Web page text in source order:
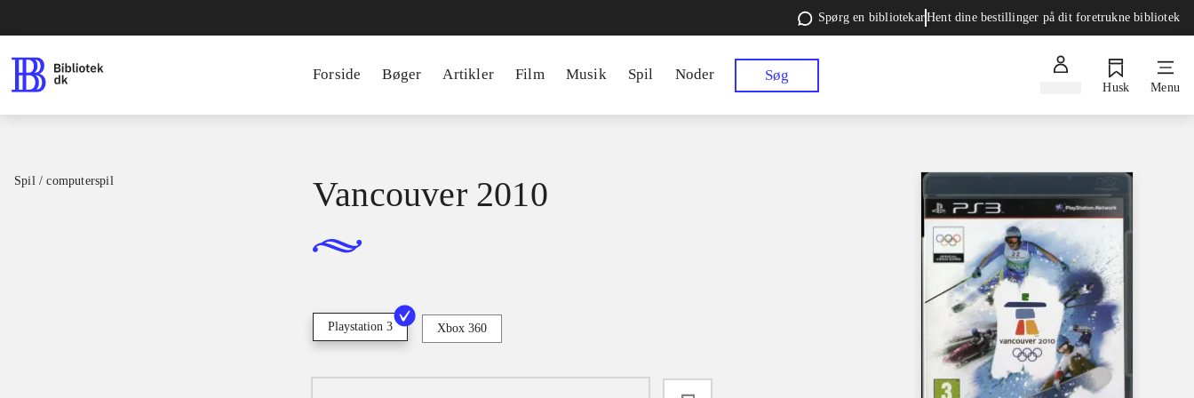
Spørg en bibliotekarHent dine bestillinger på dit foretrukne bibliotek
Forside Bøger Artikler Film Musik Spil Noder Søg
Husk Menu
Spil / computerspil Vancouver 2010
Playstation 3 Xbox 360